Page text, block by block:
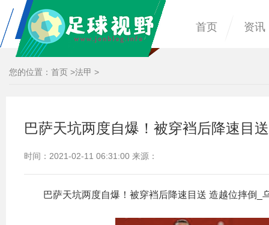
首页 资讯
您的位置： 首页 >法甲 >
巴萨天坑两度自爆！被穿裆后降速目
时间：2021-02-11 06:31:00 来源：
巴萨天坑两度自爆！被穿裆后降速目送 造越位摔倒_